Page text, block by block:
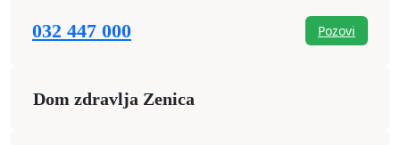
032 447 000 Pozovi
Dom zdravlja Zenica